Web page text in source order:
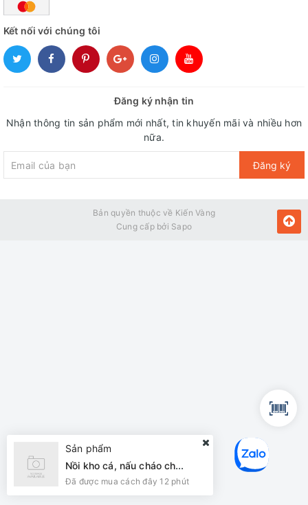
Kết nối với chúng tôi
Đăng ký nhận tin
Nhận thông tin sản phẩm mới nhất, tin khuyến mãi và nhiều hơn
nữa.
Đăng ký
Bản quyền thuộc về Kiến Vàng
Cung cấp bởi Sapo
Sản phẩm
Nồi kho cá, nấu cháo chậm Đạt Tường dung tích 3.5 lít DTSC 3.5S
Đã được mua cách đây 12 phút